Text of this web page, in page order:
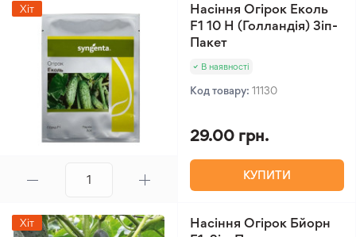
Хіт
Насіння Огірок Еколь
F1 10 Н (Голландія) Зіп-
Пакет
В наявності
Код товару: 11130
29.00 грн.
КУПИТИ
Хіт
Насіння Огірок Бйорн